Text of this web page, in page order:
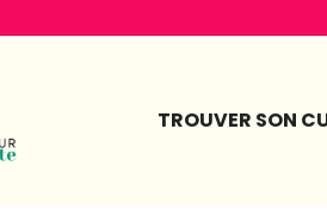
TROUVER SON